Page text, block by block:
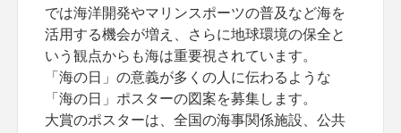
では海洋開発やマリンスポーツの普及など海を
活用する機会が増え、さらに地球環境の保全と
いう観点からも海は重要視されています。
「海の日」の意義が多くの人に伝わるような
「海の日」ポスターの図案を募集します。
大賞のポスターは、全国の海事関係施設、公共